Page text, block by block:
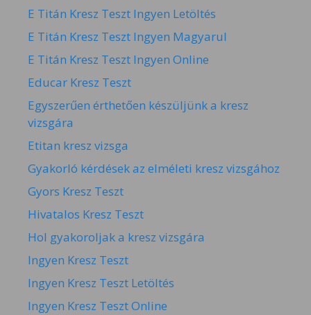
E Titán Kresz Teszt Ingyen Letöltés
E Titán Kresz Teszt Ingyen Magyarul
E Titán Kresz Teszt Ingyen Online
Educar Kresz Teszt
Egyszerűen érthetően készüljünk a kresz
vizsgára
Etitan kresz vizsga
Gyakorló kérdések az elméleti kresz vizsgához
Gyors Kresz Teszt
Hivatalos Kresz Teszt
Hol gyakoroljak a kresz vizsgára
Ingyen Kresz Teszt
Ingyen Kresz Teszt Letöltés
Ingyen Kresz Teszt Online